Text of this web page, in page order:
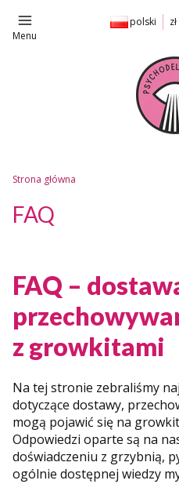
Menu
polski
zł
Strona główna
FAQ
FAQ –
z growkitami
Na tej stronie zebraliśmy
dotyczące dostawy,
mogą pojawić się na
Odpowiedzi oparte są na
doświadczeniu z grzybnią,
ogólnie dostępnej wiedzy